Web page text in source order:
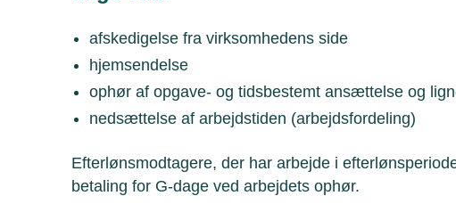
afskedigelse fra virksomhedens side
hjemsendelse
ophør af opgave- og tidsbestemt ansættelse og
nedsættelse af arbejdstiden (arbejdsfordeling)
Efterlønsmodtagere, der har arbejde i
betaling for G-dage ved arbejdets ophør.